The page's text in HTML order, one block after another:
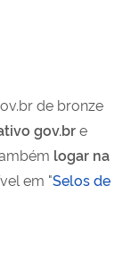
de bronze
gov.bre
logar na
em "Selos de